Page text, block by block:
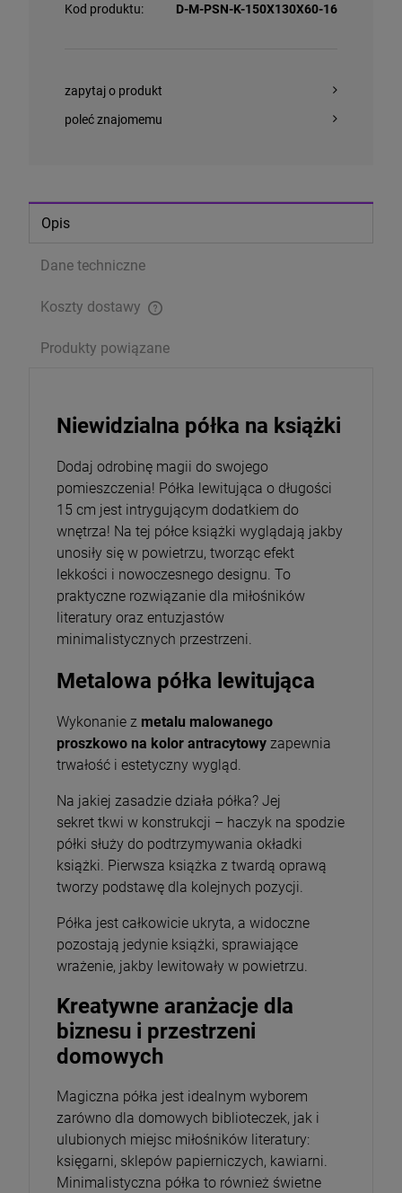
Kod produktu:
D-M-PSN-K-150X130X60-16
zapytaj o produkt
poleć znajomemu
Opis
Dane techniczne
Koszty dostawy
Produkty powiązane
Niewidzialna półka na książki
Dodaj odrobinę magii do swojego
pomieszczenia! Półka lewitująca o długości
15 cm jest intrygującym dodatkiem do
wnętrza! Na tej półce książki wyglądają jakby
unosiły się w powietrzu, tworząc efekt
lekkości i nowoczesnego designu. To
praktyczne rozwiązanie dla miłośników
literatury oraz entuzjastów
minimalistycznych przestrzeni.
Metalowa półka lewitująca
Wykonanie z metalu malowanego
proszkowo na kolor antracytowy zapewnia
trwałość i estetyczny wygląd.
Na jakiej zasadzie działa półka? Jej
sekret tkwi w konstrukcji – haczyk na spodzie
półki służy do podtrzymywania okładki
książki. Pierwsza książka z twardą oprawą
tworzy podstawę dla kolejnych pozycji.
Półka jest całkowicie ukryta, a widoczne
pozostają jedynie książki, sprawiające
wrażenie, jakby lewitowały w powietrzu.
Kreatywne aranżacje dla
biznesu i przestrzeni
domowych
Magiczna półka jest idealnym wyborem
zarówno dla domowych biblioteczek, jak i
ulubionych miejsc miłośników literatury:
księgarni, sklepów papierniczych, kawiarni.
Minimalistyczna półka to również świetne